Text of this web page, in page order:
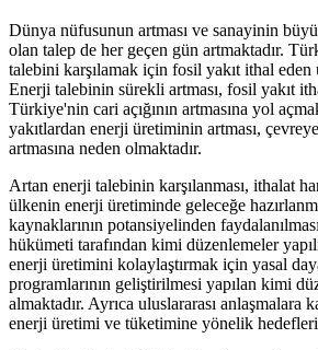
Dünya nüfusunun artması ve sanayinin
olan talep de her geçen gün artmaktadır.
talebini karşılamak için fosil yakıt ithal
Enerji talebinin sürekli artması, fosil yakıt
Türkiye'nin cari açığının artmasına yol
yakıtlardan enerji üretiminin artması,
artmasına neden olmaktadır.
Artan enerji talebinin karşılanması, ithalat
ülkenin enerji üretiminde geleceğe
kaynaklarının potansiyelinden
hükümeti tarafından kimi düzenlemeler
enerji üretimini kolaylaştırmak için yasal
programlarının geliştirilmesi yapılan kimi
almaktadır. Ayrıca uluslararası anlaşmalara
enerji üretimi ve tüketimine yönelik